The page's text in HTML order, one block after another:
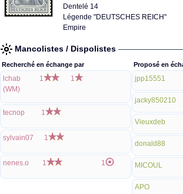
Dentelé 14
Légende "DEUTSCHES REICH"
Empire
Mancolistes / Dispolistes
Recherché en échange par
lchab
(WM)
1 1
tecnop 1
sylvain07 1
nenes.o 1 1
Proposé en
jpp15551
jacky850210
Vieuxdeb
donald88
MICOUL
APO